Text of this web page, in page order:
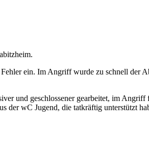
ein. Im Angriff wurde zu schnell der
und geschlossener gearbeitet, im
der wC Jugend, die tatkräftig unterstützt